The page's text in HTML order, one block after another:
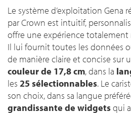
Le système d’exploitation Gena
par Crown est intuitif,
offre une expérience totalement
Il lui fournit toutes les données
de manière claire et concise sur
couleur de 17,8 cm, dans la
les 25 sélectionnables. Le
son choix, dans sa langue
grandissante de widgetsqui